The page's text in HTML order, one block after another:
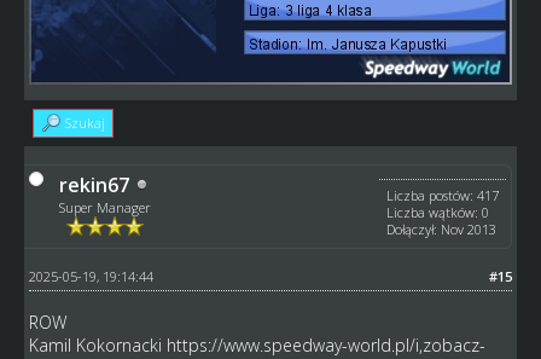
Szukaj
rekin67
Super Manager
Liczba postów: 417
Liczba wątków: 0
Dołączył: Nov 2013
#15
2025-05-19, 19:14:44
ROW
Kamil Kokornacki https://www.speedway-world.pl/i,zobacz-